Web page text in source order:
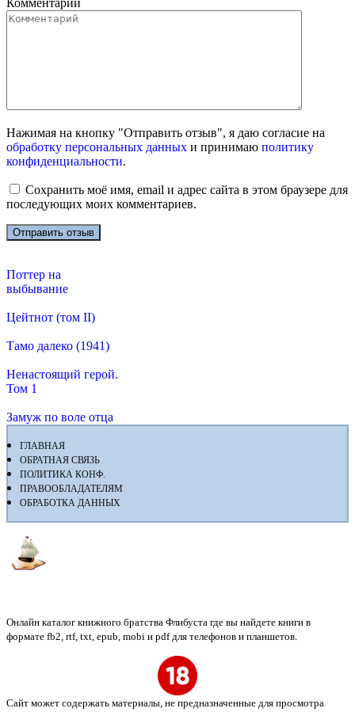
Комментарий
Нажимая на кнопку "Отправить отзыв", я даю согласие на
обработку персональных данных и принимаю политику
конфиденциальности.
Сохранить моё имя, email и адрес сайта в этом браузере для
последующих моих комментариев.
Поттер на
выбывание
Цейтнот (том II)
Тамо далеко (1941)
Ненастоящий герой.
Том 1
Замуж по воле отца
ГЛАВНАЯ
ОБРАТНАЯ СВЯЗЬ
ПОЛИТИКА КОНФ.
ПРАВООБЛАДАТЕЛЯМ
ОБРАБОТКА ДАННЫХ
Онлайн каталог книжного братства Флибуста где вы найдете книги в
формате fb2, rtf, txt, epub, mobi и pdf для телефонов и планшетов.
Сайт может содержать материалы, не предназначенные для просмотра